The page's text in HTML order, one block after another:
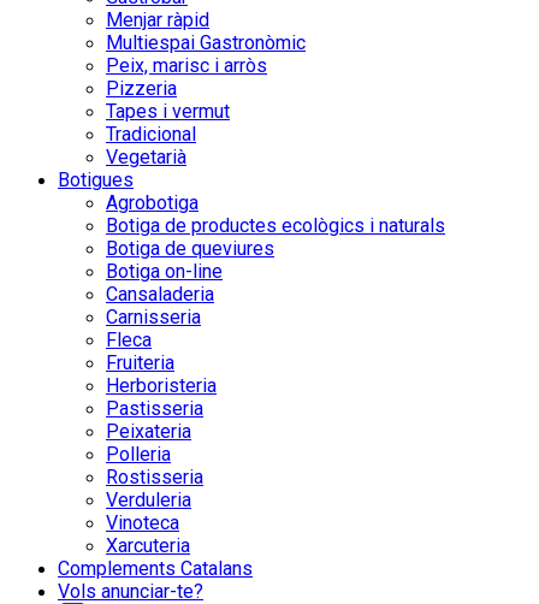
Menjar ràpid
Multiespai Gastronòmic
Peix, marisc i arròs
Pizzeria
Tapes i vermut
Tradicional
Vegetarià
Botigues
Agrobotiga
Botiga de productes ecològics i naturals
Botiga de queviures
Botiga on-line
Cansaladeria
Carnisseria
Fleca
Fruiteria
Herboristeria
Pastisseria
Peixateria
Polleria
Rostisseria
Verduleria
Vinoteca
Xarcuteria
Complements Catalans
Vols anunciar-te?